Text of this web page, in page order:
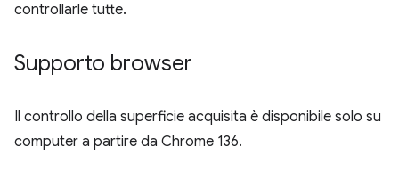
controllarle tutte.
Supporto browser
Il controllo della superficie acquisita è disponibile solo su
computer a partire da Chrome 136.